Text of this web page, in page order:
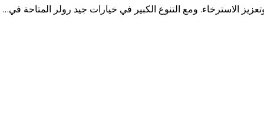
الاسترخاء. ومع التنوع الكبير في خيارات جيد رولر المتاحة في…